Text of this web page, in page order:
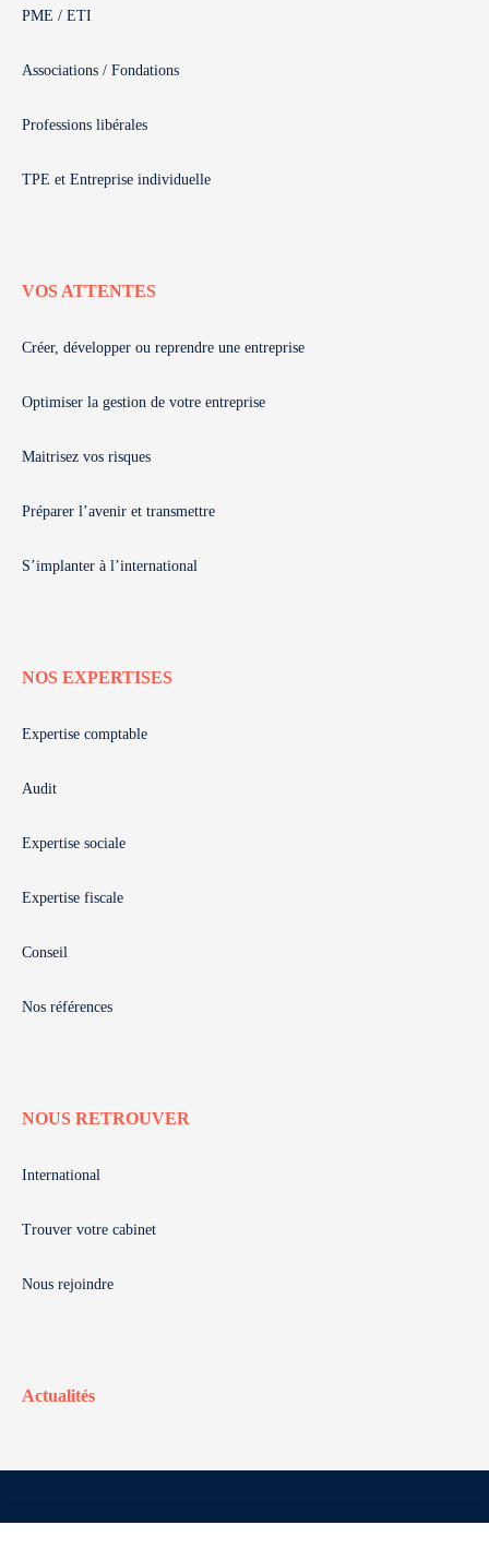
PME / ETI
Associations / Fondations
Professions libérales
TPE et Entreprise individuelle
VOS ATTENTES
Créer, développer ou reprendre une entreprise
Optimiser la gestion de votre entreprise
Maitrisez vos risques
Préparer l’avenir et transmettre
S’implanter à l’international
NOS EXPERTISES
Expertise comptable
Audit
Expertise sociale
Expertise fiscale
Conseil
Nos références
NOUS RETROUVER
International
Trouver votre cabinet
Nous rejoindre
Actualités